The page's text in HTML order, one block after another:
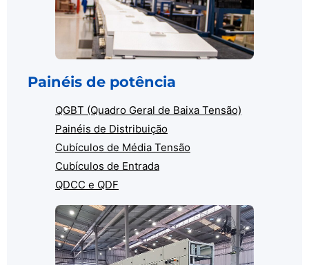
Painéis de potência
QGBT (Quadro Geral de Baixa Tensão)
Painéis de Distribuição
Cubículos de Média Tensão
Cubículos de Entrada
QDCC e QDF